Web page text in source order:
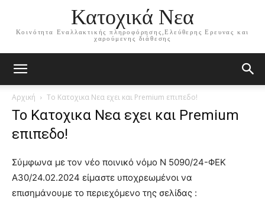
Κατοχικά Νεα
Κοινότητα Εναλλακτικής πληροφόρησης,Ελεύθερης Ερευνας και
χαρούμενης διάθεσης
Αρχική Το Κατοχικα Νεα εχει και Premium επιπεδο!
Το Κατοχικα Νεα εχει και Premium
επιπεδο!
Σύμφωνα με τον νέο ποινικό νόμο Ν 5090/24-ΦΕΚ
Α30/24.02.2024 είμαστε υποχρεωμένοι να
επισημάνουμε το περιεχόμενο της σελίδας :